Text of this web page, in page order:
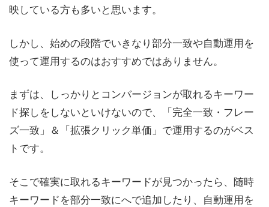
映している方も多いと思います。
しかし、始めの段階でいきなり部分一致や自動運用を
使って運用するのはおすすめではありません。
まずは、しっかりとコンバージョンが取れるキーワー
ド探しをしないといけないので、「完全一致・フレー
ズ一致」＆「拡張クリック単価」で運用するのがベス
トです。
そこで確実に取れるキーワードが見つかったら、随時
キーワードを部分一致にへで追加したり、自動運用を